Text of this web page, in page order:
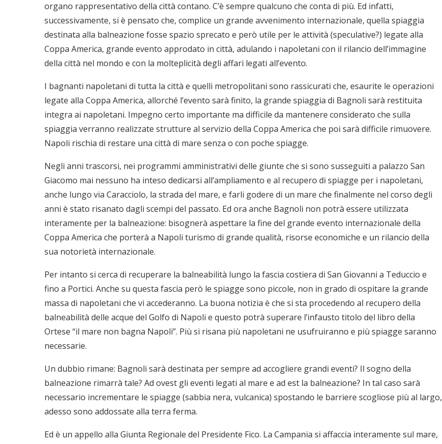
organo rappresentativo della città contano. C’è sempre qualcuno che conta di più. Ed infatti,
successivamente, si è pensato che, complice un grande avvenimento internazionale, quella spiaggia
destinata alla balneazione fosse spazio sprecato e però utile per le attività (speculative?) legate alla
Coppa America, grande evento approdato in città, adulando i napoletani con il rilancio dell’immagine
della città nel mondo e con la molteplicità degli affari legati all’evento.
I bagnanti napoletani di tutta la città e quelli metropolitani sono rassicurati che, esaurite le operazioni
legate alla Coppa America, allorché l’evento sarà finito, la grande spiaggia di Bagnoli sarà restituita
integra ai napoletani. Impegno certo importante ma difficile da mantenere considerato che sulla
spiaggia verranno realizzate strutture al servizio della Coppa America che poi sarà difficile rimuovere.
Napoli rischia di restare una città di mare senza o con poche spiagge.
Negli anni trascorsi, nei programmi amministrativi delle giunte che si sono susseguiti a palazzo San
Giacomo mai nessuno ha inteso dedicarsi all’ampliamento e al recupero di spiagge per i napoletani,
anche lungo via Caracciolo, la strada del mare, e farli godere di un mare che finalmente nel corso degli
anni è stato risanato dagli scempi del passato. Ed ora anche Bagnoli non potrà essere utilizzata
interamente per la balneazione: bisognerà aspettare la fine del grande evento internazionale della
Coppa America che porterà a Napoli turismo di grande qualità, risorse economiche e un rilancio della
sua notorietà internazionale.
Per intanto si cerca di recuperare la balneabilità lungo la fascia costiera di San Giovanni a Teduccio e
fino a Portici. Anche su questa fascia però le spiagge sono piccole, non in grado di ospitare la grande
massa di napoletani che vi accederanno. La buona notizia è che si sta procedendo al recupero della
balneabilità delle acque del Golfo di Napoli e questo potrà superare l’infausto titolo del libro della
Ortese “il mare non bagna Napoli”. Più si risana più napoletani ne usufruiranno e più spiagge saranno
necessarie.
Un dubbio rimane: Bagnoli sarà destinata per sempre ad accogliere grandi eventi? Il sogno della
balneazione rimarrà tale? Ad ovest gli eventi legati al mare e ad est la balneazione? In tal caso sarà
necessario incrementare le spiagge (sabbia nera, vulcanica) spostando le barriere scogliose più al largo,
adesso sono addossate alla terra ferma.
Ed è un appello alla Giunta Regionale del Presidente Fico. La Campania si affaccia interamente sul mare,